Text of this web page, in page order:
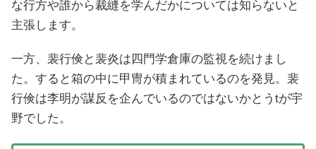
な行方や誰から裁縫を学んだかについては知らないと
主張します。
一方、裴行倹と裴炎は四門学倉庫の監視を続けまし
た。すると箱の中に甲冑が積まれているのを発見。裴
行倹は李明が謀反を企んでいるのではないかとうtが宇
野でした。